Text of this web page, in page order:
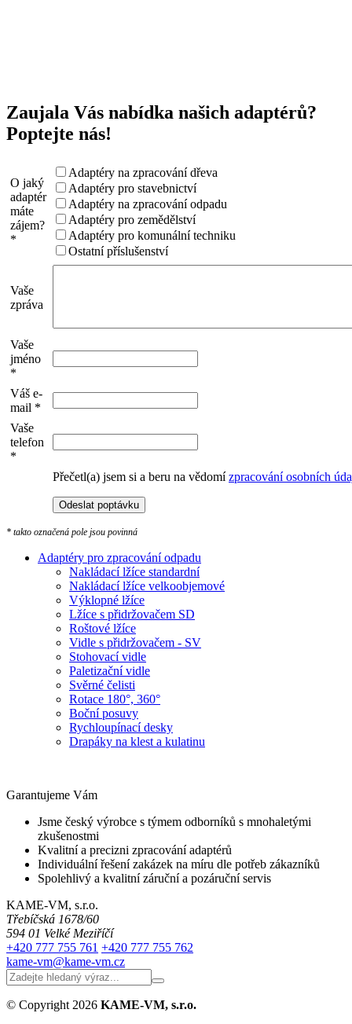
Zaujala Vás nabídka našich adaptérů?
Poptejte nás!
O jaký
adaptér
máte
zájem?
*
Adaptéry na zpracování dřeva
Adaptéry pro stavebnictví
Adaptéry na zpracování odpadu
Adaptéry pro zemědělství
Adaptéry pro komunální techniku
Ostatní příslušenství
Vaše
zpráva
Vaše
jméno
*
Váš e-
mail *
Vaše
telefon
*
Přečetl(a) jsem si a beru na vědomízpracování osobních
* takto označená pole jsou povinná
Adaptéry pro zpracování odpadu
Nakládací lžíce standardní
Nakládací lžíce velkoobjemové
Výklopné lžíce
Lžíce s přidržovačem SD
Roštové lžíce
Vidle s přidržovačem - SV
Stohovací vidle
Paletizační vidle
Svěrné čelisti
Rotace 180°, 360°
Boční posuvy
Rychloupínací desky
Drapáky na klest a kulatinu
Garantujeme Vám
Jsme český výrobce s týmem odborníků s mnohaletými
zkušenostmi
Kvalitní a precizni zpracování adaptérů
Individuální řešení zakázek na míru dle potřeb zákazníků
Spolehlivý a kvalitní záruční a pozáruční servis
KAME-VM, s.r.o.
Třebíčská 1678/60
594 01 Velké Meziříčí
+420 777 755 761 +420 777 755 762
kame-vm@kame-vm.cz
+
−
© Copyright 2026 KAME-VM, s.r.o.